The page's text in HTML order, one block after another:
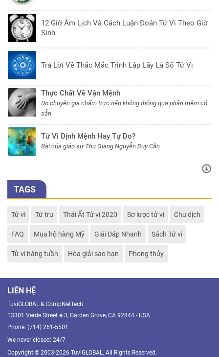
12 Giờ Âm Lịch Và Cách Luận Đoán Tử Vi Theo Giờ
Sinh
Trả Lời Về Thắc Mắc Trình Lập Lấy Lá Số Tử Vi
Thực Chất Về Vận Mệnh
Do chuyên gia chấm trực tiếp không thông qua phần mềm có
sẵn
Tử Vi Định Mệnh Hay Tự Do?
Bài của giáo sư Thu Giang Nguyễn Duy Cần
TAGS
Tử vi Tứ trụ Thái Ất Tử vi 2020 Sơ lược tử vi Chu dịch
FAQ Mua hộ hàng Mỹ Giải Đáp Nhanh Sách Tử vi
Tử vi hàng tuần Hóa giải sao hạn Phong thủy
LIÊN HỆ
TuviGLOBAL & CompNetTech
13301 Verde Street # 3, Garden Grove, CA 92844 - USA
Phone: (714) 261-5501
We never closed: 24/7
Copyright © 2003-2026 TuviGLOBAL. All Rights Reserved.